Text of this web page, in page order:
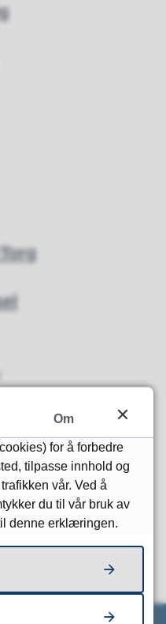
lette etter?
Nei
Om
for å forbedre
tilpasse innhold og
vår. Ved å
du til vår bruk av
denne erklæringen.